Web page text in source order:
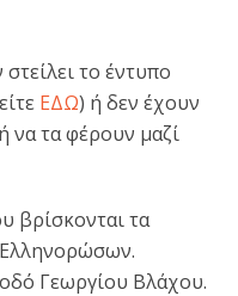
το έντυπο
ΕΔΩ) ή δεν έχουν
να τα φέρουν μαζί
βρίσκονται τα
Γεωργίου Βλάχου.